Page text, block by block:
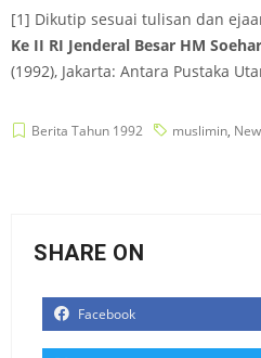
[1] Dikutip sesuai tulisan dan
Ke II RI Jenderal Besar HM
(1992), Jakarta: Antara Pustaka
Berita Tahun 1992 muslimin,
SHARE ON
Facebook